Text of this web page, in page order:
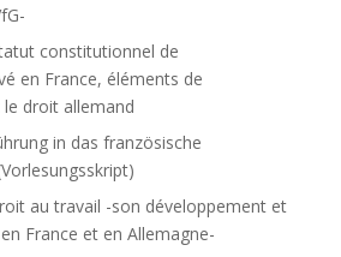
constitutionnel de
en France, éléments de
droit allemand
in das französische
au travail -son développement et
France et en Allemagne-